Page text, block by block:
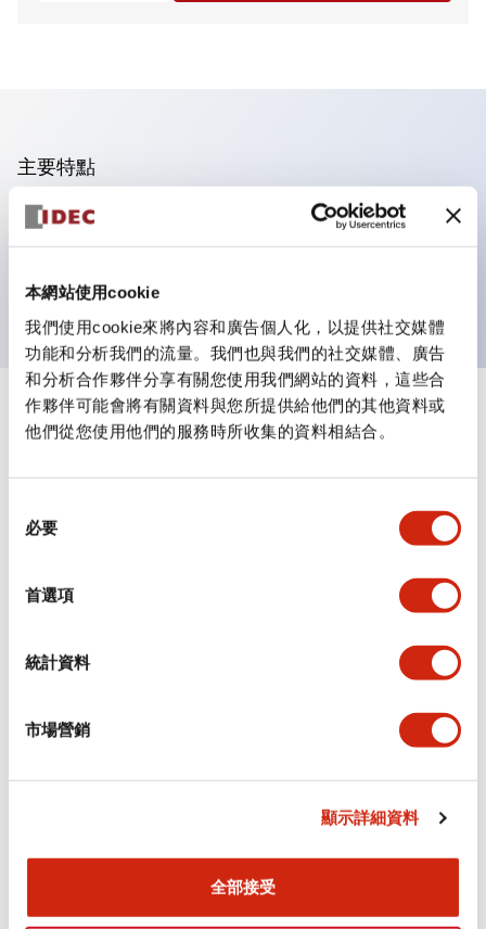
本網站使用cookie
我們使用cookie來將內容和廣告個人化，以提供社交媒體
功能和分析我們的流量。我們也與我們的社交媒體、廣告
和分析合作夥伴分享有關您使用我們網站的資料，這些合
作夥伴可能會將有關資料與您所提供給他們的其他資料或
他們從您使用他們的服務時所收集的資料相結合。
必要
首選項
統計資料
市場營銷
顯示詳細資料
全部接受
主要特點
可進行集合密著安裝
附鎖選擇開關採用高安全性的彈子鎖結構
防護結構為IP65（IEC60529）
規格
環境規範
機械規格